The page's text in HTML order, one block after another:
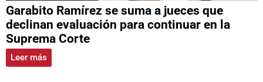
Garabito Ramírez se suma a jueces que
declinan evaluación para continuar en la
Suprema Corte
Leer más